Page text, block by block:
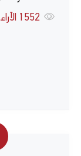
الآراء